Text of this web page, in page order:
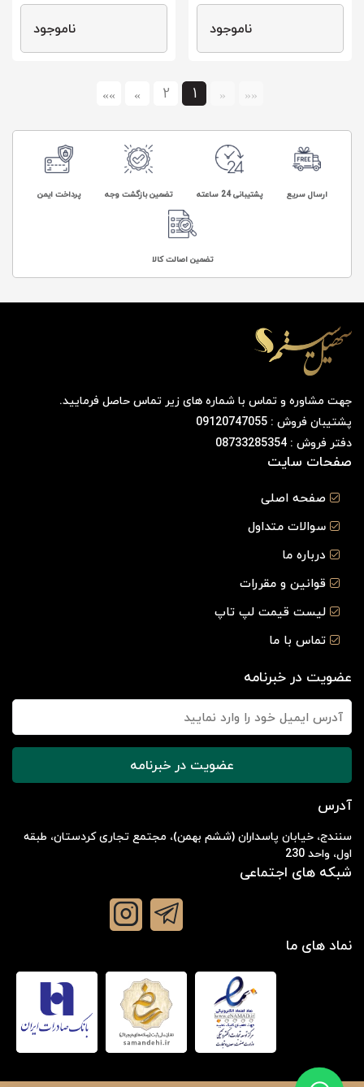
ناموجود ناموجود
««
«
1
2
»
»»
ارسال سریع پشتیبانی 24 ساعته تضمین بازگشت وجه پرداخت ایمن
تضمین اصالت کالا
جهت مشاوره و تماس با شماره های زیر تماس حاصل فرمایید.
پشتیبان فروش : 09120747055
دفتر فروش : 08733285354
صفحات سایت
صفحه اصلی
سوالات متداول
درباره ما
قوانین و مقررات
لیست قیمت لپ تاپ
تماس با ما
عضویت در خبرنامه
عضویت در خبرنامه
آدرس
سنندج، خیابان پاسداران (ششم بهمن)، مجتمع تجاری کردستان، طبقه
اول، واحد 230
شبکه های اجتماعی
نماد های ما